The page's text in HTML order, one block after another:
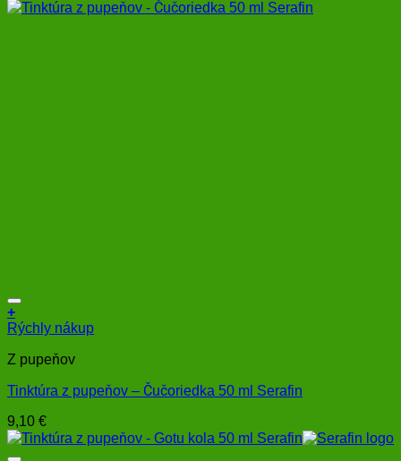
+
Rýchly nákup
Z pupeňov
Tinktúra z pupeňov – Čučoriedka 50 ml Serafin
9,10 €